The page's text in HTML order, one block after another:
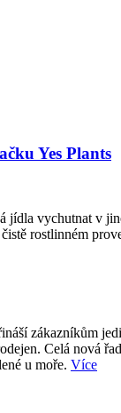
Yes Plants
vychutnat v
rostlinném
zákazníkům
Celá nová
u moře. Více